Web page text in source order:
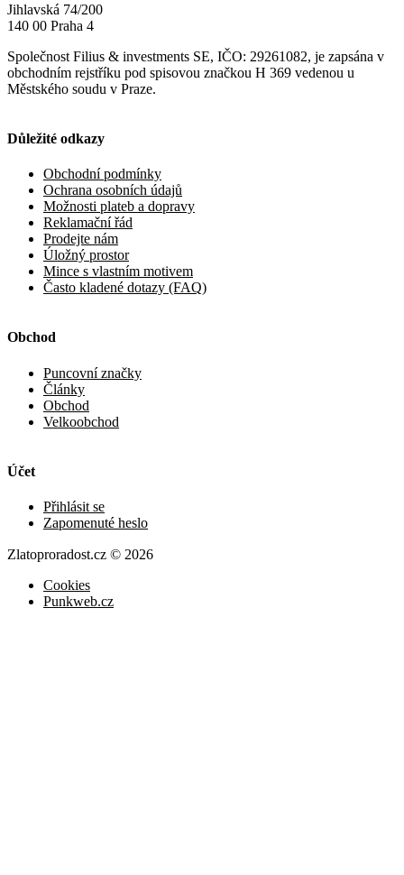
Jihlavská 74/200
140 00 Praha 4
Společnost Filius & investments SE, IČO: 29261082, je zapsána v
obchodním rejstříku pod spisovou značkou H 369 vedenou u
Městského soudu v Praze.
Důležité odkazy
Obchodní podmínky
Ochrana osobních údajů
Možnosti plateb a dopravy
Reklamační řád
Prodejte nám
Úložný prostor
Mince s vlastním motivem
Často kladené dotazy (FAQ)
Obchod
Puncovní značky
Články
Obchod
Velkoobchod
Účet
Přihlásit se
Zapomenuté heslo
Zlatoproradost.cz © 2026
Cookies
Punkweb.cz